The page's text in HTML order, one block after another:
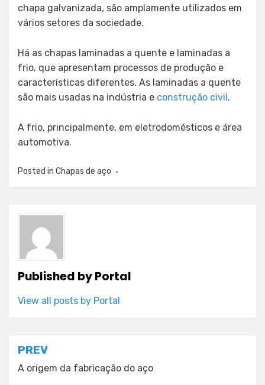
chapa galvanizada, são amplamente utilizados em
vários setores da sociedade.
Há as chapas laminadas a quente e laminadas a
frio, que apresentam processos de produção e
características diferentes. As laminadas a quente
são mais usadas na indústria e construção civil.
A frio, principalmente, em eletrodomésticos e área
automotiva.
Posted in Chapas de aço
Published byPortal
View all posts by Portal
Post
navigation
PREV
A origem da fabricação do aço